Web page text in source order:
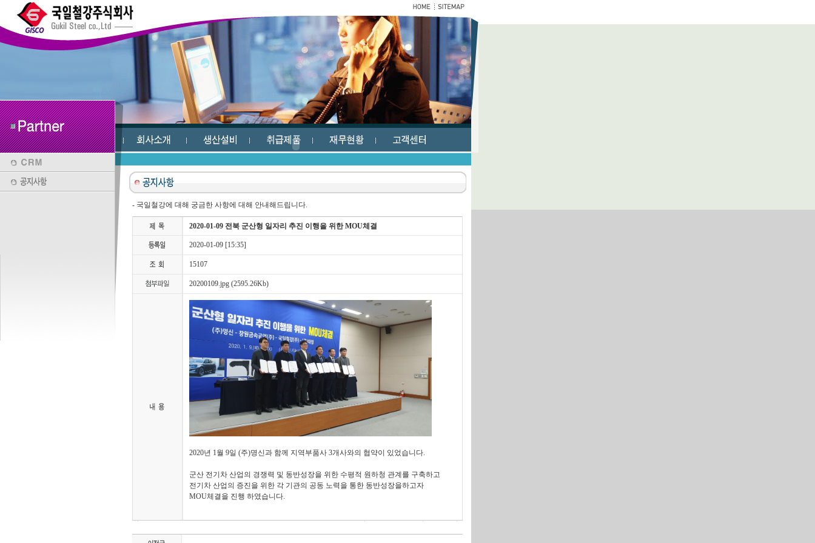
- 국일철강에 대해 궁금한 사항에 대해 안내해드립니다.
2020-01-09 전북 군산형 일자리 추진 이행을 위한 MOU체결
2020-01-09 [15:35]
15107
20200109.jpg (2595.26Kb)
2020년 1월 9일 (주)명신과 함께 지역부품사 3개사와의 협약이 있었습니다.
군산 전기차 산업의 경쟁력 및 동반성장을 위한 수평적 원하청 관계를 구축하고
전기차 산업의 증진을 위한 각 기관의 공동 노력을 통한 동반성장을하고자
MOU체결을 진행 하였습니다.